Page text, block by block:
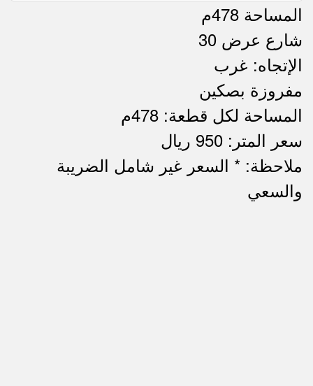
المساحة 478م
شارع عرض 30
الإتجاه: غرب
مفروزة بصكين
المساحة لكل قطعة: 478م
سعر المتر: 950 ريال
ملاحظاتملاحظة: * السعر غير شامل الضريبة
والسعي